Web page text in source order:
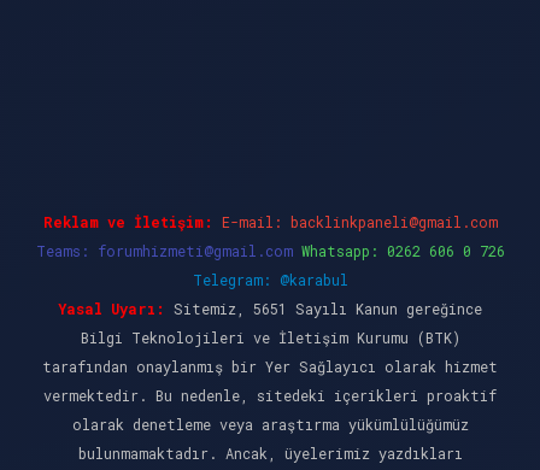
Reklam ve İletişim: E-mail: backlinkpaneli@gmail.com
Teams: forumhizmeti@gmail.com Whatsapp: 0262 606 0 726
Telegram: @karabul
Yasal Uyarı:
Sitemiz, 5651 Sayılı Kanun gereğince
Bilgi Teknolojileri ve İletişim Kurumu (BTK)
tarafından onaylanmış bir Yer Sağlayıcı olarak hizmet
vermektedir. Bu nedenle, sitedeki içerikleri proaktif
olarak denetleme veya araştırma yükümlülüğümüz
bulunmamaktadır. Ancak, üyelerimiz yazdıkları